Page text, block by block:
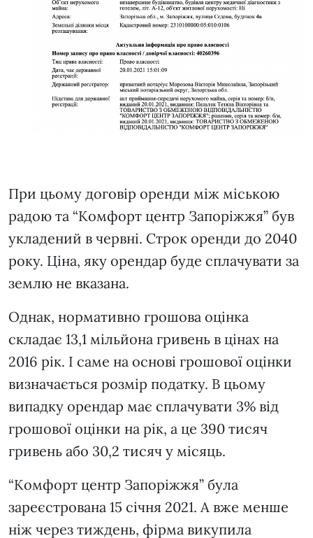
При цьому договір оренди між міською
радою та “Комфорт центр Запоріжжя” був
укладений в червні. Строк оренди до 2040
року. Ціна, яку орендар буде сплачувати за
землю не вказана.
Однак, нормативно грошова оцінка
складає 13,1 мільйона гривень в цінах на
2016 рік. І саме на основі грошової оцінки
визначається розмір податку. В цьому
випадку орендар має сплачувати 3% від
грошової оцінки на рік, а це 390 тисяч
гривень або 30,2 тисяч у місяць.
“Комфорт центр Запоріжжя” була
зареєстрована 15 січня 2021. А вже менше
ніж через тиждень, фірма викупила